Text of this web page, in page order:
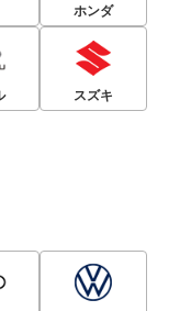
ホンダ
スズキ